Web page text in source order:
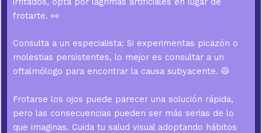
frotarte. 👀
Consulta a un especialista: Si experimentas picazón o
molestias persistentes, lo mejor es consultar a un
oftalmólogo para encontrar la causa subyacente. 🥼
Frotarse los ojos puede parecer una solución rápida,
pero las consecuencias pueden ser más serias de lo
que imaginas. Cuida tu salud visual adoptando hábitos